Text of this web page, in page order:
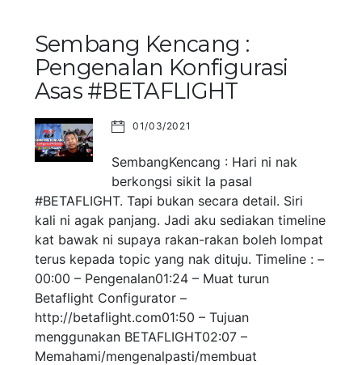
Sembang Kencang :
Pengenalan Konfigurasi
Asas #BETAFLIGHT
01/03/2021
SembangKencang : Hari ni nak
berkongsi sikit la pasal
#BETAFLIGHT. Tapi bukan secara detail. Siri
kali ni agak panjang. Jadi aku sediakan timeline
kat bawak ni supaya rakan-rakan boleh lompat
terus kepada topic yang nak dituju. Timeline : –
00:00 – Pengenalan01:24 – Muat turun
Betaflight Configurator –
http://betaflight.com01:50 – Tujuan
menggunakan BETAFLIGHT02:07 –
Memahami/mengenalpasti/membuat